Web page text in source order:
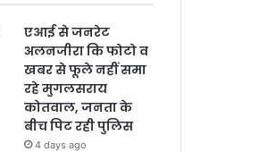
एआई से जनरेट
अलनजीरा कि फोटो व
खबर से फूले नहीं समा
रहे मुगलसराय
कोतवाल, जनता के
बीच पिट रही पुलिस
4 days ago